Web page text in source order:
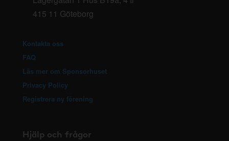
415 11 Göteborg
Kontakta oss
FAQ
Läs mer om Sponsorhuset
Privacy Policy
Registrera ny förening
Hjälp och frågor